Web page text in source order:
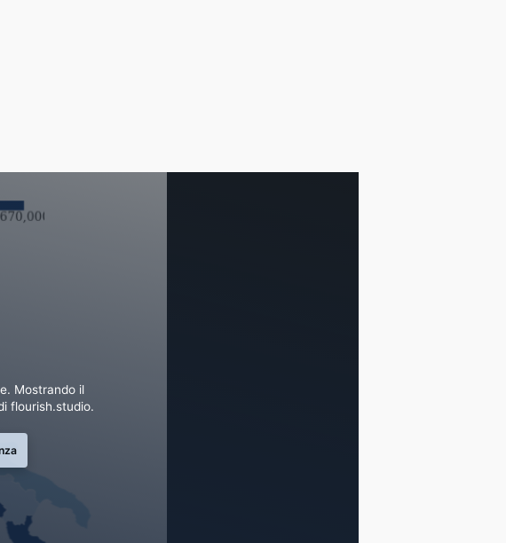
Mostrando il
flourish.studio.